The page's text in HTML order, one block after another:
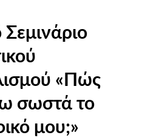
«Πώς
σωστά το
μου;»